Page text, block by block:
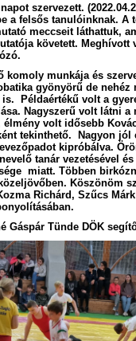
szervezett.
a felsős tanulóinknak. A
meccseit láthattuk,
követett. Meghívott
munkája és
gyönyörű de nehéz
Példaértékű volt a
Nagyszerű volt látni a
élmény volt idősebb
tekinthető. Nagyon jól
kipróbálva.
tanár vezetésével
miatt. Többen
Köszönöm
Richárd, Szűcs
lebonyolításában.
Gáspár Tünde DÖK